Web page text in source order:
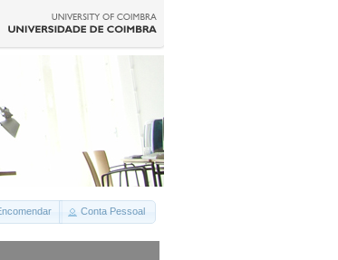
Conta Pessoal